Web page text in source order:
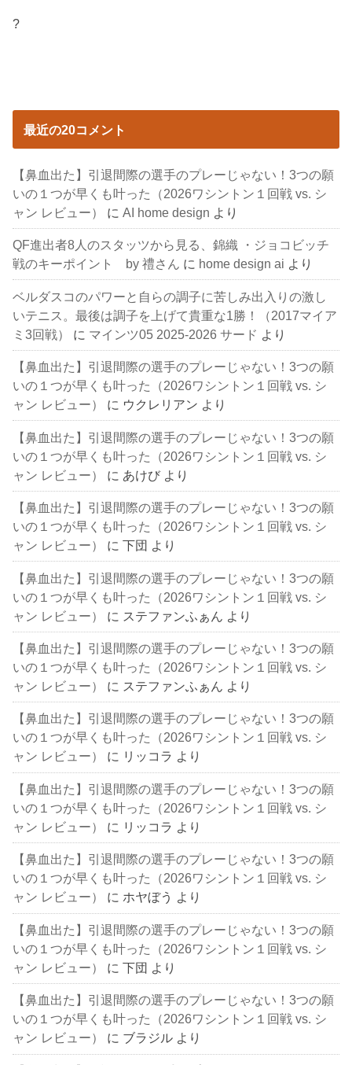
?
最近の20コメント
【鼻血出た】引退間際の選手のプレーじゃない！3つの願
いの１つが早くも叶った（2026ワシントン１回戦 vs. シ
ャン レビュー）
にAI home design より
QF進出者8人のスタッツから見る、錦織 ・ジョコビッチ
戦のキーポイント by 禮さん に home design ai より
ベルダスコのパワーと自らの調子に苦しみ出入りの激し
いテニス。最後は調子を上げて貴重な1勝！（2017マイア
ミ3回戦）
に マインツ05 2025-2026 サード より
【鼻血出た】引退間際の選手のプレーじゃない！3つの願
いの１つが早くも叶った（2026ワシントン１回戦 vs. シ
ャン レビュー）
に ウクレリアン より
【鼻血出た】引退間際の選手のプレーじゃない！3つの願
いの１つが早くも叶った（2026ワシントン１回戦 vs. シ
ャン レビュー）
に あけび より
【鼻血出た】引退間際の選手のプレーじゃない！3つの願
いの１つが早くも叶った（2026ワシントン１回戦 vs. シ
ャン レビュー）
に下団 より
【鼻血出た】引退間際の選手のプレーじゃない！3つの願
いの１つが早くも叶った（2026ワシントン１回戦 vs. シ
ャン レビュー）
に ステファンふぁん より
【鼻血出た】引退間際の選手のプレーじゃない！3つの願
いの１つが早くも叶った（2026ワシントン１回戦 vs. シ
ャン レビュー）
に ステファンふぁん より
【鼻血出た】引退間際の選手のプレーじゃない！3つの願
いの１つが早くも叶った（2026ワシントン１回戦 vs. シ
ャン レビュー）
に リッコラ より
【鼻血出た】引退間際の選手のプレーじゃない！3つの願
いの１つが早くも叶った（2026ワシントン１回戦 vs. シ
ャン レビュー）
に リッコラ より
【鼻血出た】引退間際の選手のプレーじゃない！3つの願
いの１つが早くも叶った（2026ワシントン１回戦 vs. シ
ャン レビュー）
に ホヤぼう より
【鼻血出た】引退間際の選手のプレーじゃない！3つの願
いの１つが早くも叶った（2026ワシントン１回戦 vs. シ
ャン レビュー）
に下団 より
【鼻血出た】引退間際の選手のプレーじゃない！3つの願
いの１つが早くも叶った（2026ワシントン１回戦 vs. シ
ャン レビュー）
に ブラジル より